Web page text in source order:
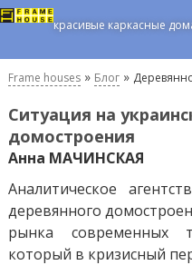
красивые каркасные
Frame houses» Блог»
Ситуация на
домостроения
Анна МАЧИНСКАЯ
Аналитическое
деревянного
рынка современных
который в кризисный